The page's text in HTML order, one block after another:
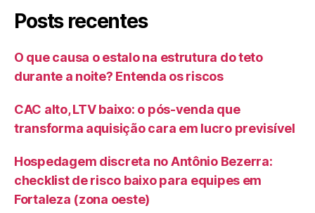
Posts recentes
O que causa o estalo na estrutura do teto
durante a noite? Entenda os riscos
CAC alto, LTV baixo: o pós-venda que
transforma aquisição cara em lucro previsível
Hospedagem discreta no Antônio Bezerra:
checklist de risco baixo para equipes em
Fortaleza (zona oeste)